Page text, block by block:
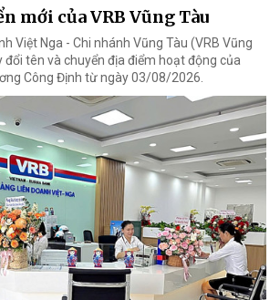
mới của VRB Vũng Tàu
Việt Nga - Chi nhánh Vũng Tàu (VRB Vũng
tên và chuyển địa điểm hoạt động của
Công Định từ ngày 03/08/2026.